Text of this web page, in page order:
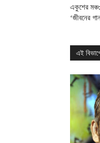
একুশের মঞ্চ:
‘জীবনের
এই